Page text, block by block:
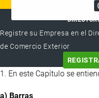
Registre su Empresa en el
de Comercio Exterior
1. En este Capítulo se
a) Barras